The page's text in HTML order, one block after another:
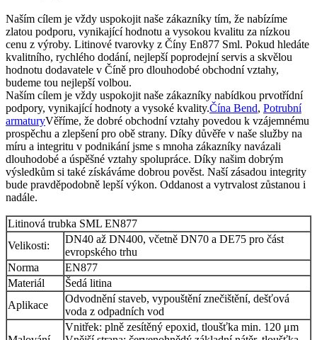
Naším cílem je vždy uspokojit naše zákazníky tím, že nabízíme
zlatou podporu, vynikající hodnotu a vysokou kvalitu za nízkou
cenu z výroby. Litinové tvarovky z Číny En877 Sml. Pokud hledáte
kvalitního, rychlého dodání, nejlepší poprodejní servis a skvělou
hodnotu dodavatele v Číně pro dlouhodobé obchodní vztahy,
budeme tou nejlepší volbou.
Naším cílem je vždy uspokojit naše zákazníky nabídkou prvotřídní
podpory, vynikající hodnoty a vysoké kvality.Čína Bend, Potrubní
armaturyVěříme, že dobré obchodní vztahy povedou k vzájemnému
prospěchu a zlepšení pro obě strany. Díky důvěře v naše služby na
míru a integritu v podnikání jsme s mnoha zákazníky navázali
dlouhodobé a úspěšné vztahy spolupráce. Díky našim dobrým
výsledkům si také získáváme dobrou pověst. Naší zásadou integrity
bude pravděpodobně lepší výkon. Oddanost a vytrvalost zůstanou i
nadále.
Litinová trubka SML EN877
Velikosti:
DN40 až DN400, včetně DN70 a DE75 pro část
evropského trhu
Norma
EN877
Materiál
Šedá litina
Aplikace
Odvodnění staveb, vypouštění znečištění, dešťová
voda z odpadních vod
Vnitřek: plně zesítěný epoxid, tloušťka min. 120 μm